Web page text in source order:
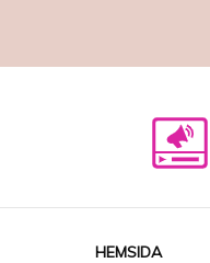
HEMSIDA